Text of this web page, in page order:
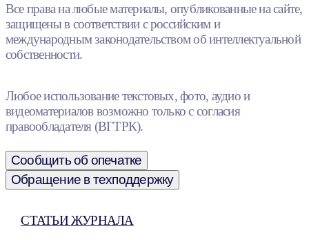
Все права на любые материалы, опубликованные на сайте,
защищены в соответствии с российским и
международным законодательством об интеллектуальной
собственности.
Любое использование текстовых, фото, аудио и
видеоматериалов возможно только с согласия
правообладателя (ВГТРК).
Сообщить об опечатке
Обращение в техподдержку
СТАТЬИ ЖУРНАЛА